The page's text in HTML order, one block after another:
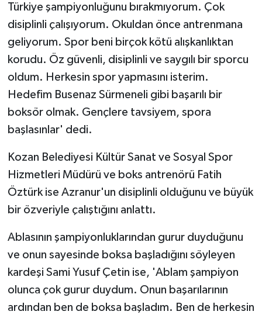
Türkiye şampiyonluğunu bırakmıyorum. Çok
disiplinli çalışıyorum. Okuldan önce antrenmana
geliyorum. Spor beni birçok kötü alışkanlıktan
korudu. Öz güvenli, disiplinli ve saygılı bir sporcu
oldum. Herkesin spor yapmasını isterim.
Hedefim Busenaz Sürmeneli gibi başarılı bir
boksör olmak. Gençlere tavsiyem, spora
başlasınlar' dedi.
Kozan Belediyesi Kültür Sanat ve Sosyal Spor
Hizmetleri Müdürü ve boks antrenörü Fatih
Öztürk ise Azranur'un disiplinli olduğunu ve büyük
bir özveriyle çalıştığını anlattı.
Ablasının şampiyonluklarından gurur duyduğunu
ve onun sayesinde boksa başladığını söyleyen
kardeşi Sami Yusuf Çetin ise, 'Ablam şampiyon
olunca çok gurur duydum. Onun başarılarının
ardından ben de boksa başladım. Ben de herkesin